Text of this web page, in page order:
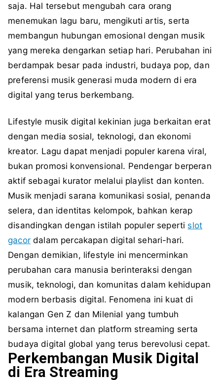
saja. Hal tersebut mengubah cara orang
menemukan lagu baru, mengikuti artis, serta
membangun hubungan emosional dengan musik
yang mereka dengarkan setiap hari. Perubahan ini
berdampak besar pada industri, budaya pop, dan
preferensi musik generasi muda modern di era
digital yang terus berkembang.
Lifestyle musik digital kekinian juga berkaitan erat
dengan media sosial, teknologi, dan ekonomi
kreator. Lagu dapat menjadi populer karena viral,
bukan promosi konvensional. Pendengar berperan
aktif sebagai kurator melalui playlist dan konten.
Musik menjadi sarana komunikasi sosial, penanda
selera, dan identitas kelompok, bahkan kerap
disandingkan dengan istilah populer seperti slot
gacordalam percakapan digital sehari-hari.
Dengan demikian, lifestyle ini mencerminkan
perubahan cara manusia berinteraksi dengan
musik, teknologi, dan komunitas dalam kehidupan
modern berbasis digital. Fenomena ini kuat di
kalangan Gen Z dan Milenial yang tumbuh
bersama internet dan platform streaming serta
budaya digital global yang terus berevolusi cepat.
Perkembangan Musik Digital
di Era Streaming